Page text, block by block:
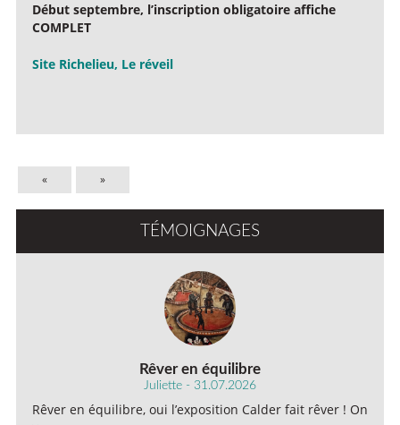
Début septembre, l’inscription obligatoire affiche
COMPLET
Site Richelieu, Le réveil
« »
TÉMOIGNAGES
Rêver en équilibre
Juliette - 31.07.2026
Rêver en équilibre, oui l’exposition Calder fait rêver ! On